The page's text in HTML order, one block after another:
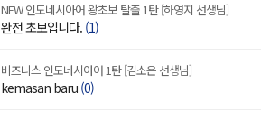
NEW 인도네시아어 왕초보 탈출 1탄 [하영지 선생님]
완전 초보입니다. (1)
비즈니스 인도네시아어 1탄 [김소은 선생님]
kemasan baru (0)